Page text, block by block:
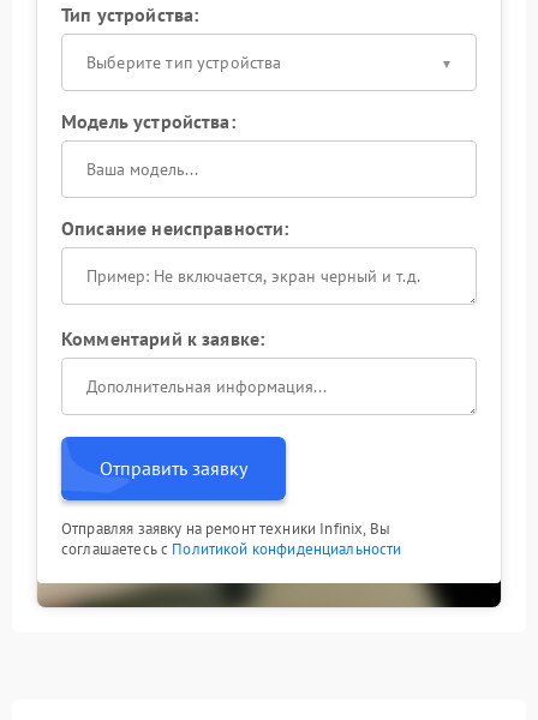
Тип устройства:
Выберите тип устройства
Модель устройства:
Описание неисправности:
Комментарий к заявке:
Отправить заявку
Отправляя заявку на ремонт техники Infinix, Вы
соглашаетесь с Политикой конфиденциальности